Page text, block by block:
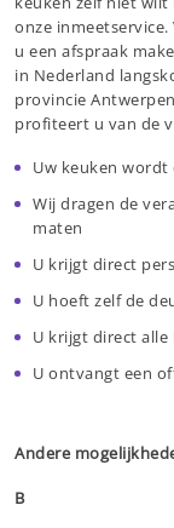
onze
u een afspraak
in Nederland
provincie
profiteert u van de
Uw keuken
Wij dragen de
maten
U krijgt direct
U hoeft zelf de
U krijgt direct
U ontvangt een
Andere
B